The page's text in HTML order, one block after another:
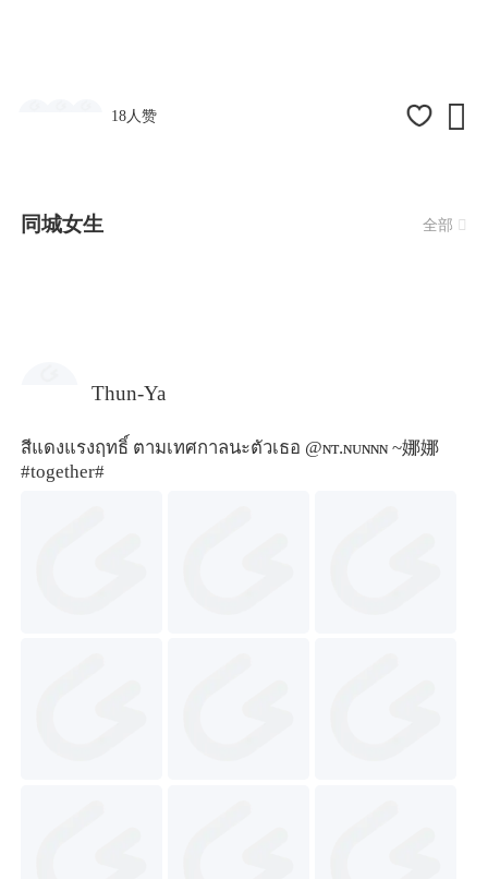
18人赞 
同城女生 全部 
Thun-Ya
สีแดงแรงฤทธิ์ ตามเทศกาลนะตัวเธอ @ɴᴛ.ɴᴜɴɴɴ ~娜娜
#together#